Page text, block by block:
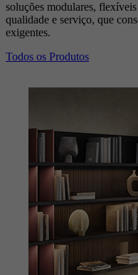
soluções modulares,
qualidade e serviço, que
exigentes.
Todos os Produtos